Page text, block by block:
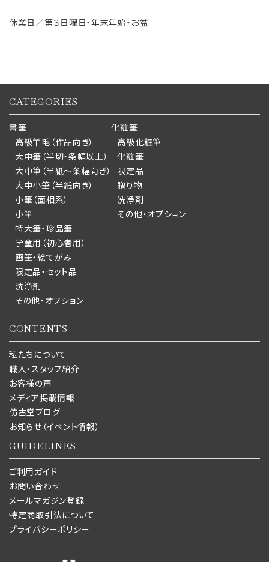
休業日／第３日曜日・年末年始・お盆
CATEGORIES
書筆
高級羊毛（作品向き）
大中筆（半切・条幅以上）
大中筆（半紙～条幅向き）
大中小筆（半紙向き）
小筆（面相系）
小筆
特大筆・珍品筆
学童用（初心者用）
画筆・絵てがみ
限定品・セット品
洗浄剤
その他・オプション
化粧筆
高級化粧筆
化粧筆
限定品
贈り物
洗浄剤
その他・オプション
CONTENTS
私たちについて
職人・スタッフ紹介
お客様の声
メディア掲載情報
仿古堂ブログ
お知らせ（イベント情報）
GUIDELINES
ご利用ガイド
お問い合わせ
メールマガジン登録
特定商取引法について
プライバシーポリシー